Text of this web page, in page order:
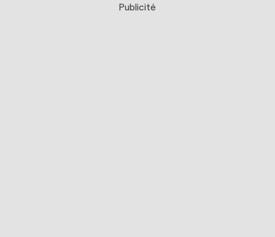
Publicité